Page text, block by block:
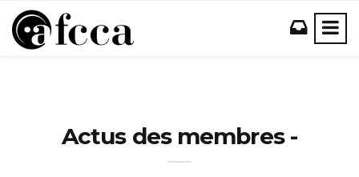
Actus des membres -